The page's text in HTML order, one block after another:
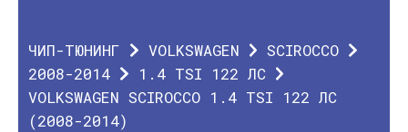
О КОМПАНИИ
КОНТАКТЫ
ЧИП-ТЮНИНГ VOLKSWAGEN
SCIROCCO
2008-2014
1.4 TSI 122 ЛС
VOLKSWAGEN SCIROCCO 1.4 TSI 122 ЛС
(2008-2014)